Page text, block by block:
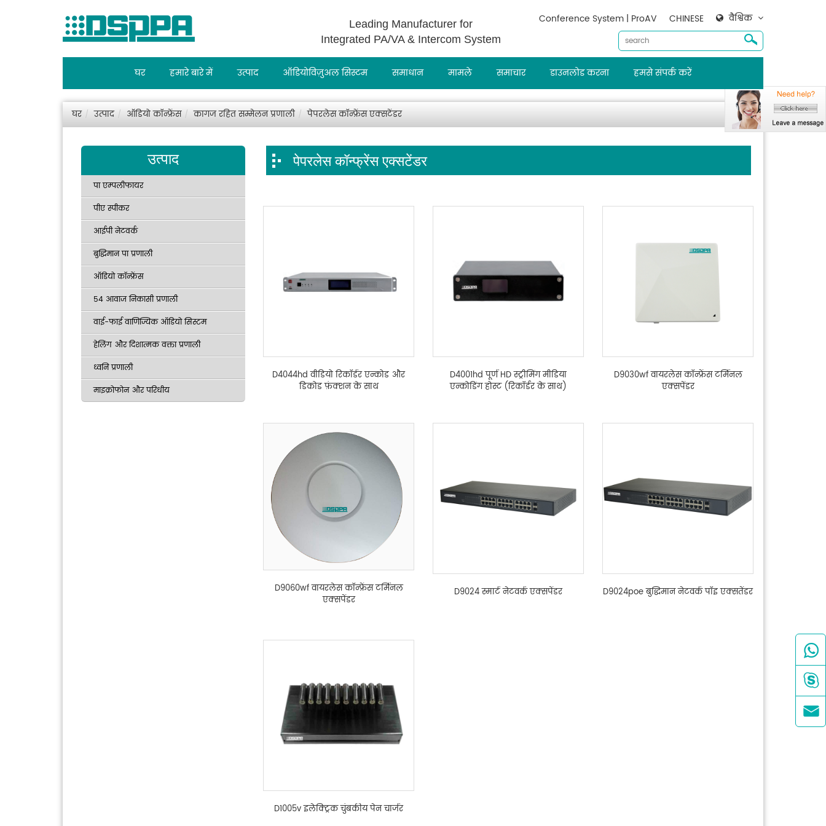
Leading Manufacturer for
Integrated PA/VA & Intercom System
वैश्विक
CHINESE
Conference System | ProAV
घर हमारे बारे में उत्पाद ऑडियोविज़ुअल सिस्टम समाधान मामले समाचार डाउनलोड करना हमसे संपर्क करें
घर उत्पाद ऑडियो कॉन्फ्रेंस कागज रहित सम्मेलन प्रणाली पेपरलेस कॉन्फ्रेंस एक्सटेंडर
उत्पाद
पा एम्पलीफायर
पीए स्पीकर
आईपी नेटवर्क
बुद्धिमान पा प्रणाली
ऑडियो कॉन्फ्रेंस
54 आवाज निकासी प्रणाली
वाई-फाई वाणिज्यिक ऑडियो सिस्टम
हेलिंग और दिशात्मक वक्ता प्रणाली
ध्वनि प्रणाली
माइक्रोफोन और परिधीय
पेपरलेस कॉन्फ्रेंस एक्सटेंडर
D4044hd वीडियो रिकॉर्डर एन्कोड और
डिकोड फ़ंक्शन के साथ
D4001hd पूर्ण HD स्ट्रीमिंग मीडिया
एन्कोडिंग होस्ट (रिकॉर्डर के साथ)
D9030wf वायरलेस कॉन्फ्रेंस टर्मिनल
एक्सपेंडर
D9060wf वायरलेस कॉन्फ्रेंस टर्मिनल
एक्सपेंडर
D9024 स्मार्ट नेटवर्क एक्सपेंडर D9024poe बुद्धिमान नेटवर्क पॉइ एक्सतेंडर
D1005v इलेक्ट्रिक चुंबकीय पेन चार्जर


